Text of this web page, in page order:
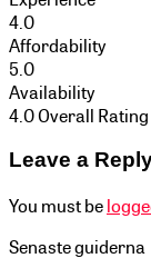
4.0
Affordability
5.0
Availability
4.0Overall Rating
Leave a
You must be
Senaste guiderna